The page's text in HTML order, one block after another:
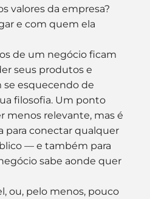
valores da empresa?
e com quem ela
de um negócio ficam
seus produtos e
se esquecendo de
filosofia. Um ponto
menos relevante, mas é
para conectar qualquer
— e também para
sabe aonde quer
ou, pelo menos, pouco